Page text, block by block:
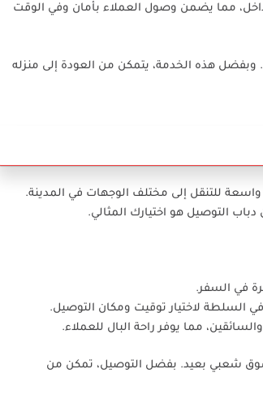
مما يضمن وصول العملاء بأمان وفي الوقت
هذه الخدمة، يتمكن من العودة إلى منزله
للتنقل إلى مختلف الوجهات في المدينة.
التوصيل هو اختيارك المثالي.
في السفر.
السلطة لاختيار توقيت ومكان التوصيل.
مما يوفر راحة البال للعملاء.
سوق شعبي بعيد. بفضل التوصيل، تمكن من